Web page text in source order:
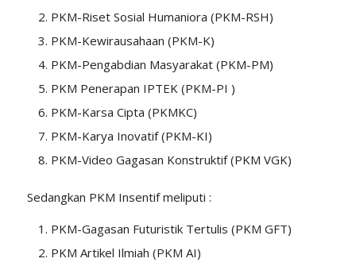
PKM-Riset Sosial Humaniora (PKM-RSH)
PKM-Kewirausahaan (PKM-K)
PKM-Pengabdian Masyarakat (PKM-PM)
PKM Penerapan IPTEK (PKM-PI )
PKM-Karsa Cipta (PKMKC)
PKM-Karya Inovatif (PKM-KI)
PKM-Video Gagasan Konstruktif (PKM VGK)
Sedangkan PKM Insentif meliputi :
PKM-Gagasan Futuristik Tertulis (PKM GFT)
PKM Artikel Ilmiah (PKM AI)